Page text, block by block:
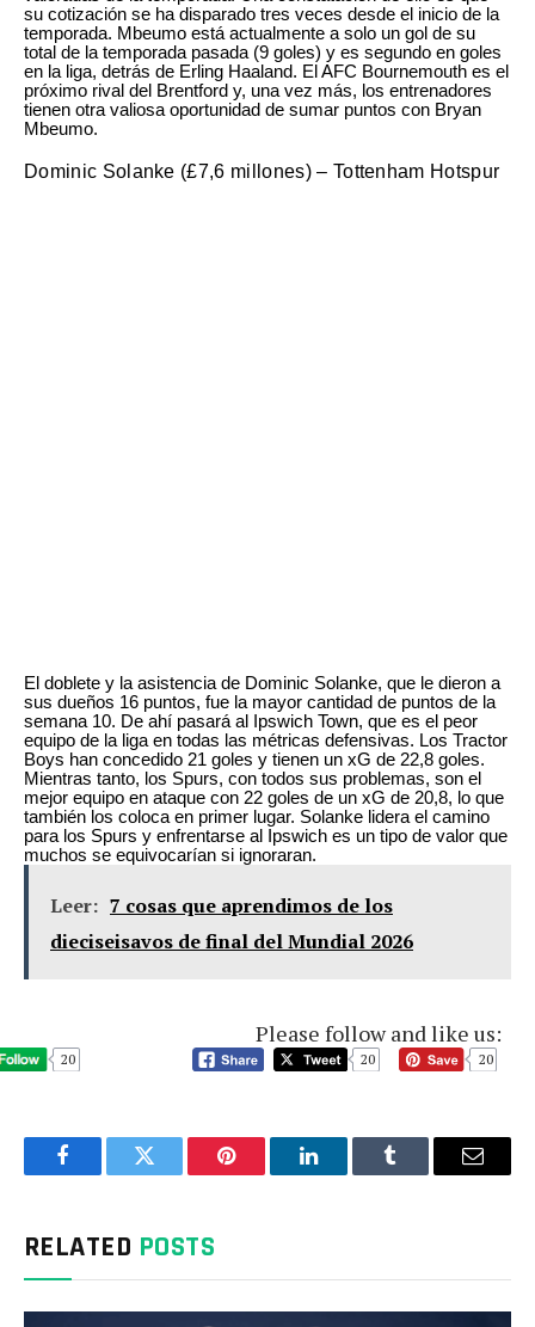
su cotización se ha disparado tres veces desde el inicio de la
temporada. Mbeumo está actualmente a solo un gol de su
total de la temporada pasada (9 goles) y es segundo en goles
en la liga, detrás de Erling Haaland. El AFC Bournemouth es el
próximo rival del Brentford y, una vez más, los entrenadores
tienen otra valiosa oportunidad de sumar puntos con Bryan
Mbeumo.
Dominic Solanke (£7,6 millones) – Tottenham Hotspur
El doblete y la asistencia de Dominic Solanke, que le dieron a
sus dueños 16 puntos, fue la mayor cantidad de puntos de la
semana 10. De ahí pasará al Ipswich Town, que es el peor
equipo de la liga en todas las métricas defensivas. Los Tractor
Boys han concedido 21 goles y tienen un xG de 22,8 goles.
Mientras tanto, los Spurs, con todos sus problemas, son el
mejor equipo en ataque con 22 goles de un xG de 20,8, lo que
también los coloca en primer lugar. Solanke lidera el camino
para los Spurs y enfrentarse al Ipswich es un tipo de valor que
muchos se equivocarían si ignoraran.
Leer: 7 cosas que aprendimos de los
dieciseisavos de final del Mundial 2026
Please follow and like us:
20 20 20
FacebookTwitter Pinterest LinkedInTumblr Email
RELATED POSTS